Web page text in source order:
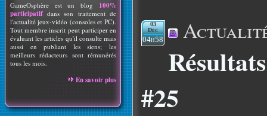
GameOsphère est un blog 100%
participatif dans son traitement de
l'actualité jeux-vidéo (consoles et PC).
Tout membre inscrit peut participer en
évaluant les articles qu'il consulte mais
aussi en publiant les siens; les
meilleurs rédacteurs sont rémunérés
tous les mois.
En savoir plus
03
Déc
04h58
#25